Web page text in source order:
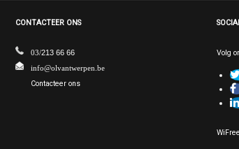
CONTACTEER ONS
03/213 66 66
info@olvantwerpen.be
Contacteer ons
Volg
WiFree